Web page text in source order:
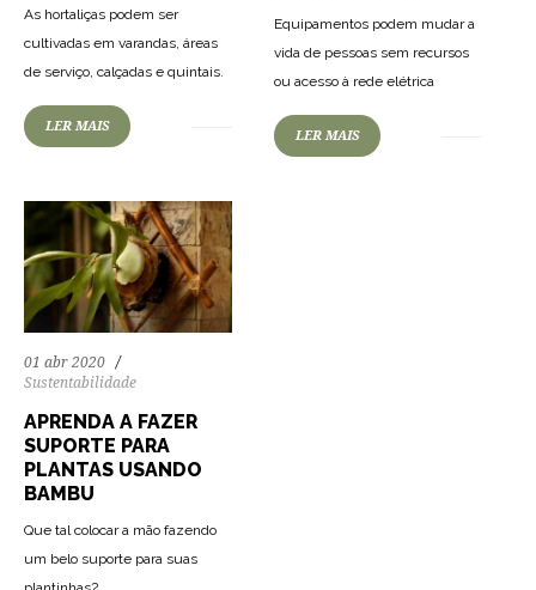
As hortaliças podem ser
cultivadas em varandas, áreas
de serviço, calçadas e quintais.
LER MAIS
Equipamentos podem mudar a
vida de pessoas sem recursos
ou acesso à rede elétrica
LER MAIS
01 abr 2020
Sustentabilidade
APRENDA A FAZER
SUPORTE PARA
PLANTAS USANDO
BAMBU
Que tal colocar a mão fazendo
um belo suporte para suas